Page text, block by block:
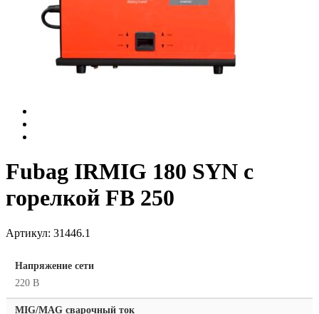
Fubag IRMIG 180 SYN с
горелкой FB 250
Артикул: 31446.1
Напряжение сети
220 В
MIG/MAG cварочный ток